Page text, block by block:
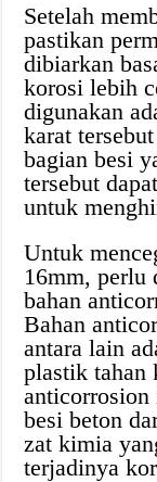
Setelah
pastikan
dibiarkan
korosi lebih
digunakan
karat
bagian besi
tersebut
untuk
Untuk
16mm, perlu
bahan
Bahan
antara lain
plastik tahan
besi beton
zat kimia
terjadinya